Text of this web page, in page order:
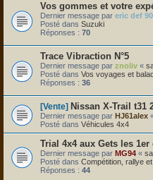
Vos gommes et votre
Dernier message par eric def
Posté dans Suzuki
Réponses : 70
Trace Vibraction N°5
Dernier message par znoliv «
Posté dans Vos voyages et
Réponses : 36
[Vente] Nissan X-Trail t31
Dernier message par HJ61alex
Posté dans Véhicules 4x4
Trial 4x4 aux Gets les 1er
Dernier message par MG94 «
Posté dans Compétition, rallye
Réponses : 44